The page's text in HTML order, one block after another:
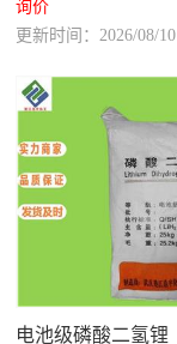
询价
更新时间：2026/08/10
电池级磷酸二氢锂